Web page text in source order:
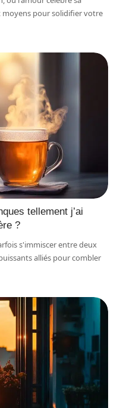
moyens pour solidifier votre
tellement j’ai
?
s'immiscer entre deux
alliés pour combler